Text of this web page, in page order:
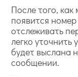
После того, как
появится
отслеживать
легко
будет выслана
сообщении.